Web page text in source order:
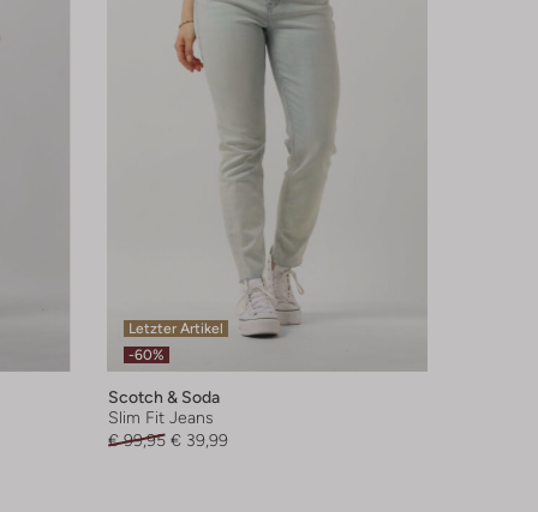
Letzter Artikel
-60%
Scotch & Soda
Slim Fit Jeans
€ 99,95 € 39,99